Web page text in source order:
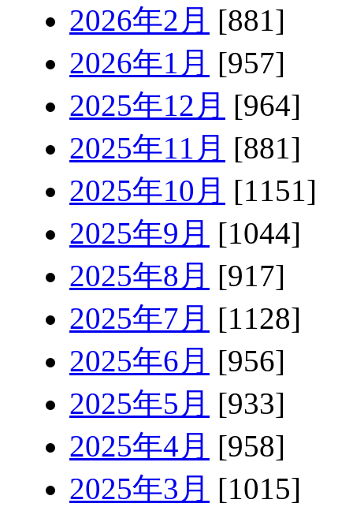
2026年2月 [881]
2026年1月 [957]
2025年12月 [964]
2025年11月 [881]
2025年10月 [1151]
2025年9月 [1044]
2025年8月 [917]
2025年7月 [1128]
2025年6月 [956]
2025年5月 [933]
2025年4月 [958]
2025年3月 [1015]